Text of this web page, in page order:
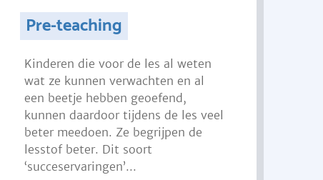
Pre-teaching
Kinderen die voor de les al weten
wat ze kunnen verwachten en al
een beetje hebben geoefend,
kunnen daardoor tijdens de les veel
beter meedoen. Ze begrijpen de
lesstof beter. Dit soort
‘succeservaringen’...